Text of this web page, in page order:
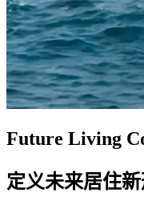
Future Living
定义未来居住